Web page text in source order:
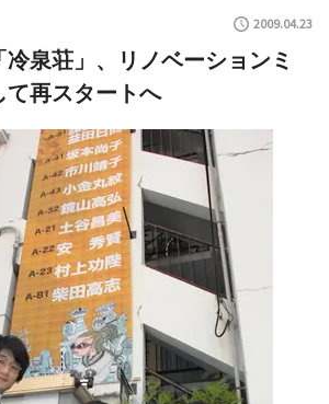
2009.04.23
泉荘」、リノベーションミ
て再スタートへ